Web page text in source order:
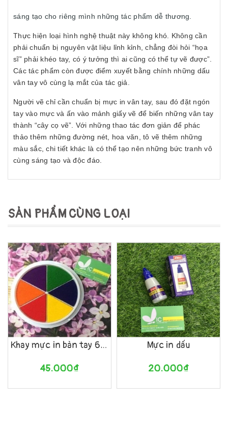
sáng tạo cho riêng mình những tác phẩm dễ thương.
Thực hiện loại hình nghệ thuật này không khó. Không cần
phải chuẩn bị nguyên vật liệu lỉnh kỉnh, chẳng đòi hỏi “họa
sĩ” phải khéo tay, có ý tưởng thì ai cũng có thể tự vẽ được”.
Các tác phẩm còn được điểm xuyết bằng chính những dấu
vân tay vô cùng lạ mắt của tác giả.
Người vẽ chỉ cần chuẩn bị mực in vân tay, sau đó đặt ngón
tay vào mực và ấn vào mảnh giấy vẽ để biến những vân tay
thành “cây cọ vẽ”. Với những thao tác đơn giản để phác
thảo thêm những đường nét, hoa văn, tô vẽ thêm những
màu sắc, chi tiết khác là có thể tạo nên những bức tranh vô
cùng sáng tạo và độc đáo.
SẢN PHẨM CÙNG LOẠI
Khay mực in bàn tay 6 màu
45.000₫
Mực in dấu
20.000₫